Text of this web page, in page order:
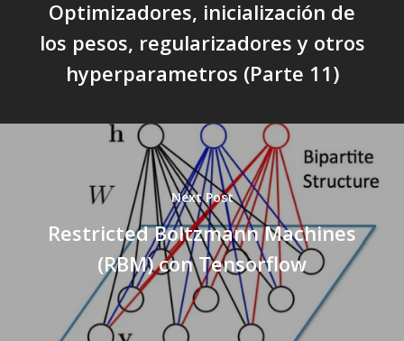
Optimizadores, inicialización de
los pesos, regularizadores y otros
hyperparametros (Parte 11)
Next Post
Restricted Boltzmann Machines
(RBM) con Tensorflow